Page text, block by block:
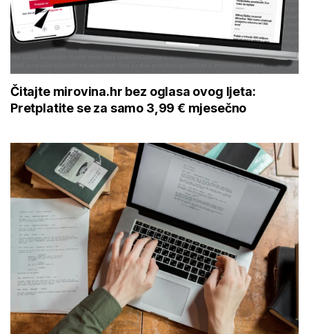
Čitajte mirovina.hr bez oglasa ovog ljeta:
Pretplatite se za samo 3,99 € mjesečno